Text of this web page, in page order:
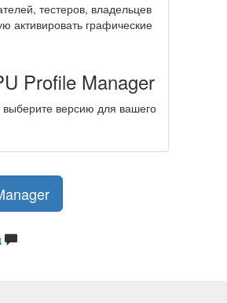
тестеров, владельцев
активировать графические
Profile Manager
выберите версию для вашего